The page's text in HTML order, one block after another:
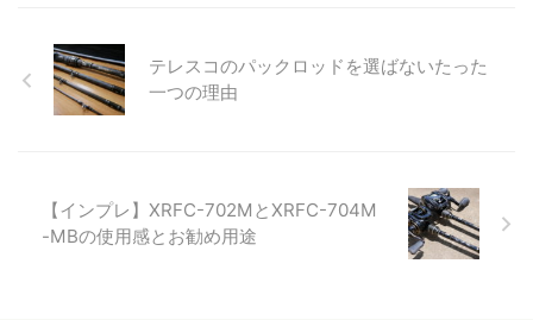
テレスコのパックロッドを選ばないたった
一つの理由
【インプレ】XRFC-702MとXRFC-704M
-MBの使用感とお勧め用途